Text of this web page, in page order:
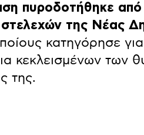
πυροδοτήθηκε
της Νέας
κατηγόρησε
κεκλεισμένων των
της.